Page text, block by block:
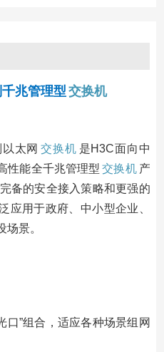
兆管理型 交换机
太网 交换机 是H3C面向中
性能全千兆管理型 交换机 产
备的安全接入策略和更强的
应用于政府、中小型企业、
景。
口”组合，适应各种场景组网